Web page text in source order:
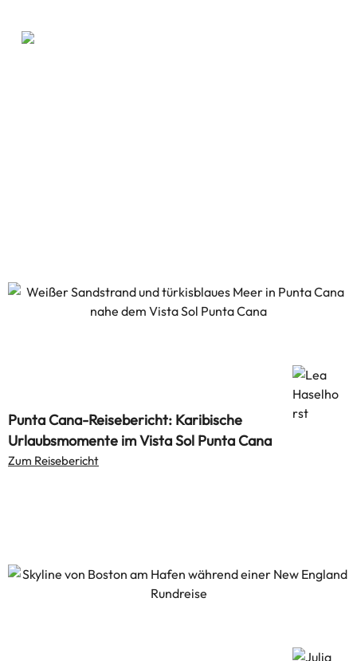
Punta Cana-Reisebericht: Karibische
Urlaubsmomente im Vista Sol Punta Cana
Zum Reisebericht